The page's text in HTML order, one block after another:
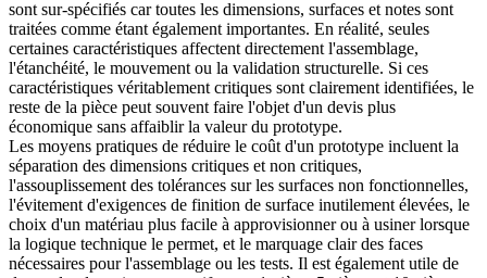
sont sur-spécifiés car toutes les dimensions, surfaces et notes sont
traitées comme étant également importantes. En réalité, seules
certaines caractéristiques affectent directement l'assemblage,
l'étanchéité, le mouvement ou la validation structurelle. Si ces
caractéristiques véritablement critiques sont clairement identifiées, le
reste de la pièce peut souvent faire l'objet d'un devis plus
économique sans affaiblir la valeur du prototype.
Les moyens pratiques de réduire le coût d'un prototype incluent la
séparation des dimensions critiques et non critiques,
l'assouplissement des tolérances sur les surfaces non fonctionnelles,
l'évitement d'exigences de finition de surface inutilement élevées, le
choix d'un matériau plus facile à approvisionner ou à usiner lorsque
la logique technique le permet, et le marquage clair des faces
nécessaires pour l'assemblage ou les tests. Il est également utile de